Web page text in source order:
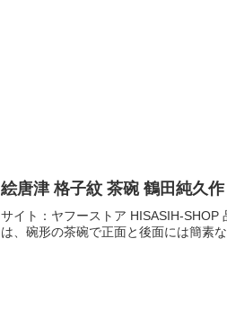
絵唐津 格子紋 茶碗 鶴田純久
サイト：ヤフーストア HISASIH-
は、碗形の茶碗で正面と後面には簡素